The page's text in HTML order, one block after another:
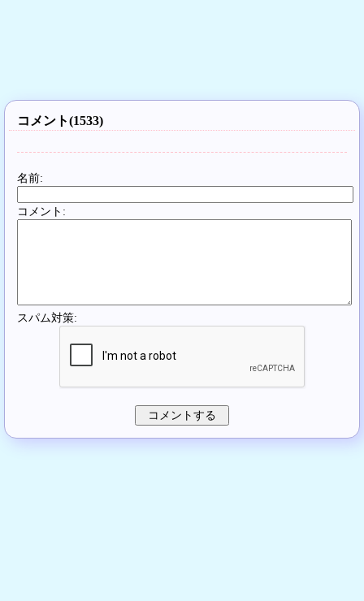
コメント(1533)
名前:
コメント:
スパム対策: